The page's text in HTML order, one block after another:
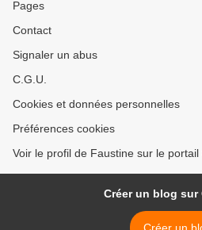
Pages
Contact
Signaler un abus
C.G.U.
Cookies et données personnelles
Préférences cookies
Voir le profil de Faustine sur le portail
Créer un blog sur